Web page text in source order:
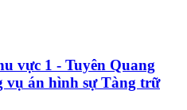
vực 1 - Tuyên Quang
vụ án hình sự Tàng trữ